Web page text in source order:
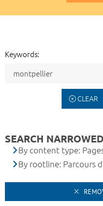
Keywords:
CLEAR
SEARCH
By content type:
By rootline: Parcours